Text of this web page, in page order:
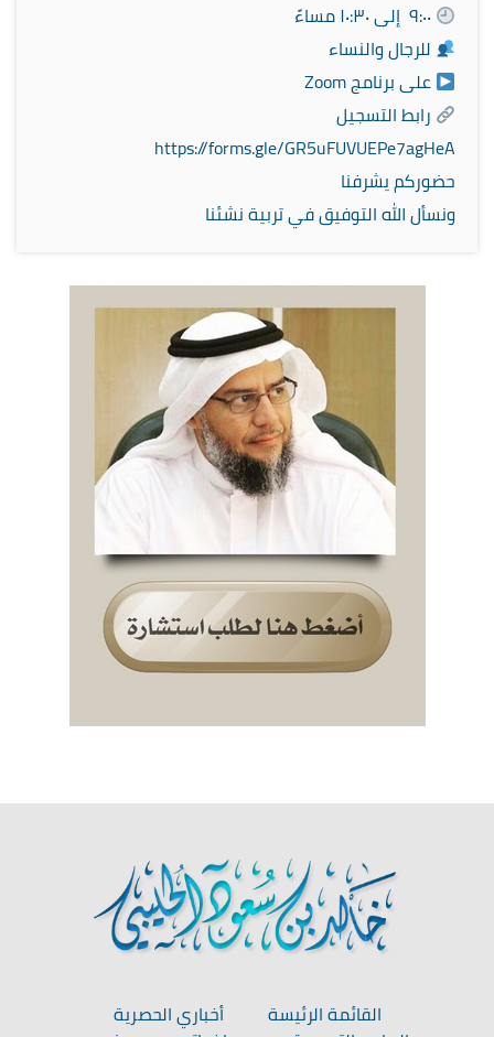
للرجال والنساء
على برنامج Zoom
رابط التسجيل
https://forms.gle/GR5uFUVUEPe7agHeA
حضوركم يشرفنا
ونسأل الله التوفيق في تربية نشئنا
القائمة الرئيسة
أخباري الحصرية